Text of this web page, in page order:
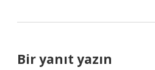
Bir yanıt yazın